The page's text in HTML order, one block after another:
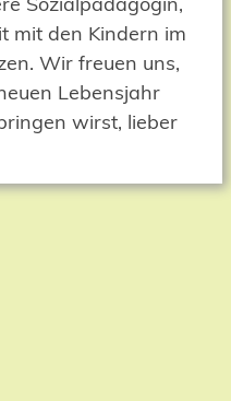
mit den Kindern im
Wir freuen uns,
Lebensjahr
wirst, lieber